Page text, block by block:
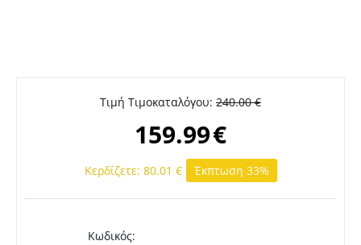
Τιμή Τιμοκαταλόγου: 240.00 €
159.99€
Κερδίζετε: 80.01 € Έκπτωση 33%
Κωδικός: